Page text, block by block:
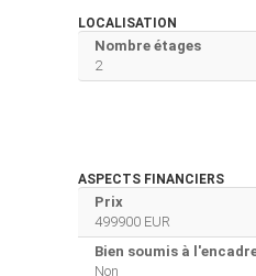
LOCALISATION
Nombre étages
2
ASPECTS FINANCIERS
Prix
499900 EUR
Bien soumis à
Non